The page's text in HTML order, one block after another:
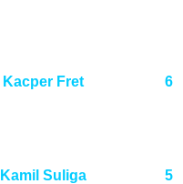
Kacper Fret 6
Kamil Suliga 5